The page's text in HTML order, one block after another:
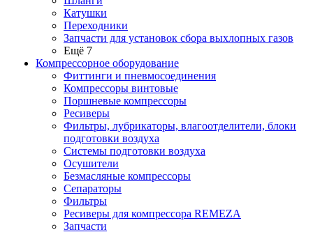
Катушки
Переходники
Запчасти для установок сбора выхлопных газов
Ещё 7
Компрессорное оборудование
Фиттинги и пневмосоединения
Компрессоры винтовые
Поршневые компрессоры
Ресиверы
Фильтры, лубрикаторы, влагоотделители, блоки
подготовки воздуха
Системы подготовки воздуха
Осушители
Безмасляные компрессоры
Сепараторы
Фильтры
Ресиверы для компрессора REMEZA
Запчасти